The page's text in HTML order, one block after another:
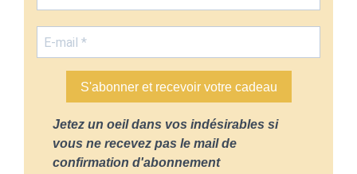
S'abonner et recevoir votre cadeau
Jetez un oeil dans vos indésirables si
vous ne recevez pas le mail de
confirmation d'abonnement